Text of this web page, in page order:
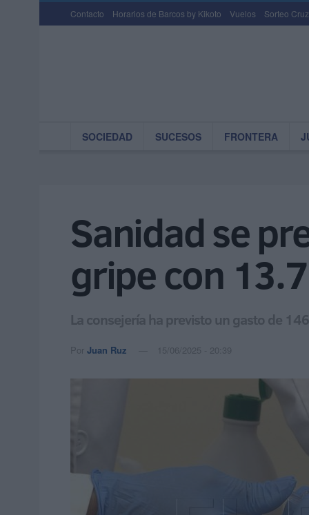
Contacto Horarios de Barcos by Kikoto Vuelos Sorteo
SOCIEDAD SUCESOS FRONTERA
Sanidad se
gripe con
La consejería ha previsto un gasto de
Por Juan Ruz 15/06/2025 - 20:39